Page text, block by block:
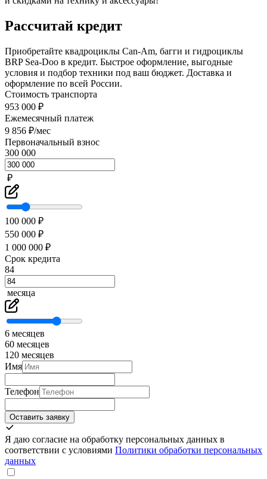
Рассчитай кредит
Приобретайте квадроциклы Can-Am, багги и гидроциклы
BRP Sea-Doo в кредит. Быстрое оформление, выгодные
условия и подбор техники под ваш бюджет. Доставка и
оформление по всей России.
Стоимость транспорта
953 000 ₽
Ежемесячный платеж
9 856 ₽/мес
Первоначальный взнос
300 000
₽
100 000 ₽
550 000 ₽
1 000 000 ₽
Срок кредита
84
месяца
6 месяцев
60 месяцев
120 месяцев
Имя
Телефон
Оставить заявку
Я даю согласие на обработку персональных данных в
соответствии с условиями Политики обработки персональных
данных